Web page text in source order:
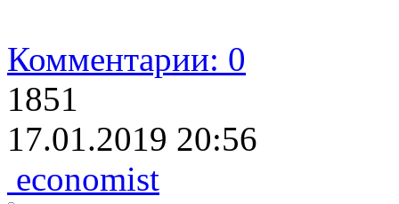
Комментарии: 0
1851
17.01.2019 20:56
economist